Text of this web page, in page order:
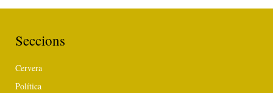
Seccions
Cervera
Política